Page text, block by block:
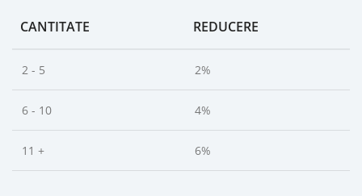
CANTITATE REDUCERE
2 - 5 2%
6 - 10 4%
11 + 6%